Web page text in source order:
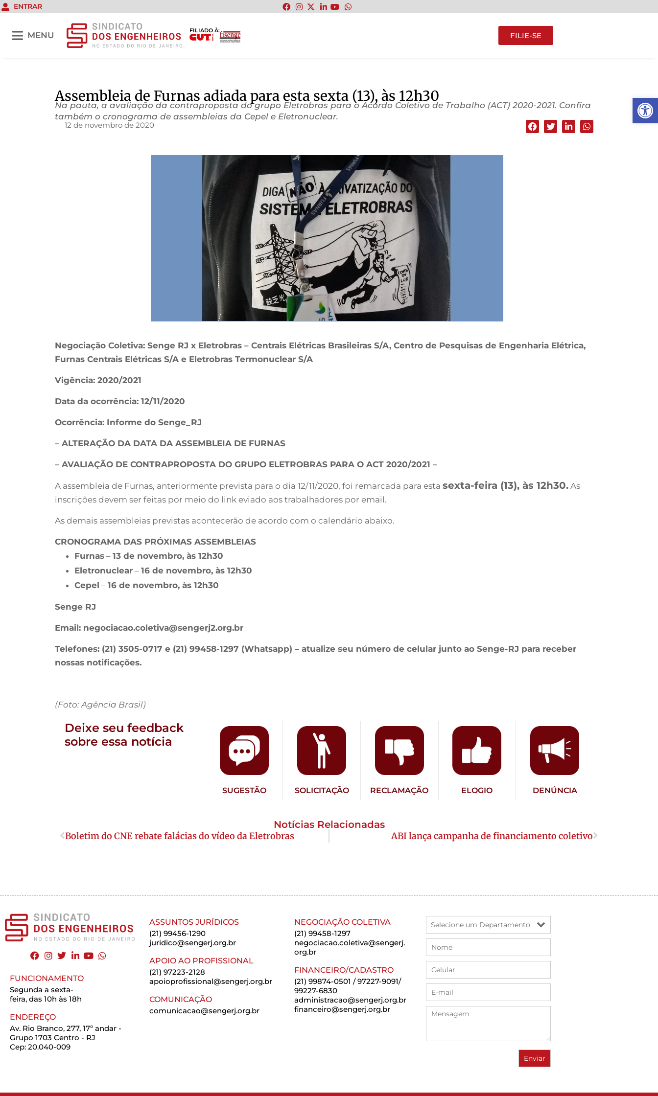
Abrir
ENTRAR
MENU
FILIADO À:
FILIE-SE
Assembleia de Furnas adiada para esta sexta (13), às 12h30
Na pauta, a avaliação da contraproposta do grupo Eletrobras para o Acordo Coletivo de Trabalho (ACT) 2020-2021. Confira
também o cronograma de assembleias da Cepel e Eletronuclear.
12 de novembro de 2020
Negociação Coletiva: Senge RJ x Eletrobras – Centrais Elétricas Brasileiras S/A, Centro de Pesquisas de Engenharia Elétrica,
Furnas Centrais Elétricas S/A e Eletrobras Termonuclear S/A
Vigência: 2020/2021
Data da ocorrência: 12/11/2020
Ocorrência: Informe do Senge_RJ
– ALTERAÇÃO DA DATA DA ASSEMBLEIA DE FURNAS
– AVALIAÇÃO DE CONTRAPROPOSTA DO GRUPO ELETROBRAS PARA O ACT 2020/2021 –
A assembleia de Furnas, anteriormente prevista para o dia 12/11/2020, foi remarcada para esta sexta-feira (13), às 12h30. As
inscrições devem ser feitas por meio do link eviado aos trabalhadores por email.
As demais assembleias previstas acontecerão de acordo com o calendário abaixo.
CRONOGRAMA DAS PRÓXIMAS ASSEMBLEIAS
Furnas – 13 de novembro, às 12h30
Eletronuclear – 16 de novembro, às 12h30
Cepel – 16 de novembro, às 12h30
Senge RJ
Email: negociacao.coletiva@sengerj2.org.br
Telefones: (21) 3505-0717 e (21) 99458-1297 (Whatsapp) – atualize seu número de celular junto ao Senge-RJ para receber
nossas notificações.
(Foto: Agência Brasil)
Deixe seu feedback
sobre essa notícia
SUGESTÃO SOLICITAÇÃO RECLAMAÇÃO ELOGIO DENÚNCIA
Notícias Relacionadas
Boletim do CNE rebate falácias do vídeo da Eletrobras ABI lança campanha de financiamento coletivo
FUNCIONAMENTO
Segunda a sexta-
feira, das 10h às 18h
ENDEREÇO
Av. Rio Branco, 277, 17º andar -
Grupo 1703 Centro - RJ
Cep: 20.040-009
ASSUNTOS JURÍDICOS
(21) 99456-1290
juridico@sengerj.org.br
APOIO AO PROFISSIONAL
(21) 97223-2128
apoioprofissional@sengerj.org.br
COMUNICAÇÃO
comunicacao@sengerj.org.br
NEGOCIAÇÃO COLETIVA
(21) 99458-1297
negociacao.coletiva@sengerj.
org.br
FINANCEIRO/CADASTRO
(21) 99874-0501 / 97227-9091/
99227-6830
administracao@sengerj.org.br
financeiro@sengerj.org.br